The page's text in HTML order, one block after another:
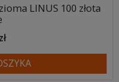
LINUS 100 złota